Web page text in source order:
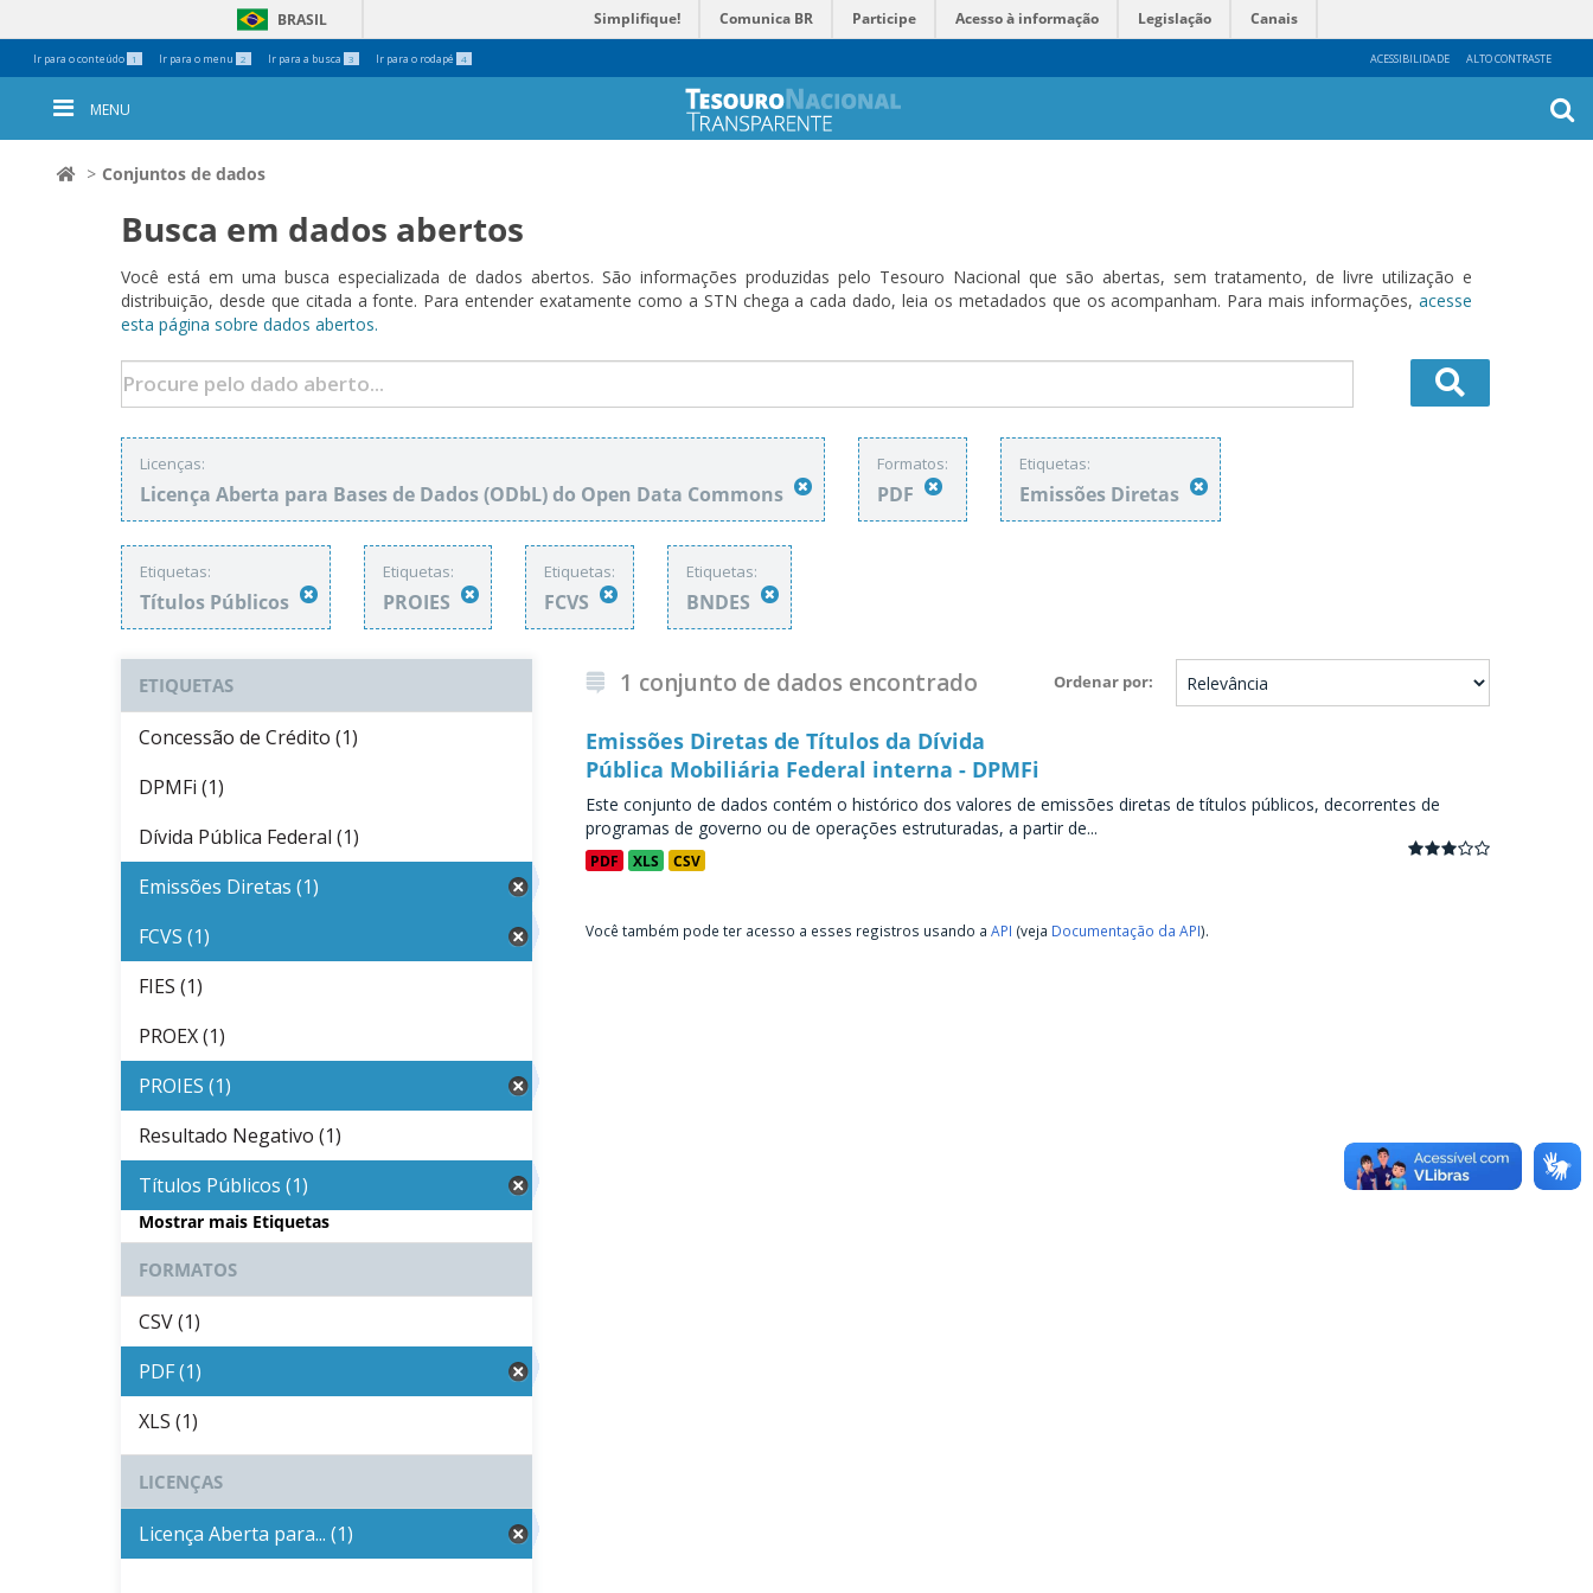
Ir para o conteúdo 1 Ir para o menu 2 Ir para a busca 3 Ir para o rodapé 4 ACESSIBILIDADE ALTO CONTRASTE
BRASIL Simplifique! Comunica BR Participe Acesso à informação Legislação Canais
Ferramentas
Pessoais
MENU
Conjuntos de dados
Busca em dados abertos
Você está em uma busca especializada de dados abertos. São informações produzidas pelo Tesouro Nacional que são abertas, sem tratamento, de livre utilização e
distribuição, desde que citada a fonte. Para entender exatamente como a STN chega a cada dado, leia os metadados que os acompanham. Para mais informações, acesse
esta página sobre dados abertos.
Licenças:
Licença Aberta para Bases de Dados (ODbL) do Open Data Commons
Formatos:
PDF
Etiquetas:
Emissões Diretas
Etiquetas:
Títulos Públicos
Etiquetas:
PROIES
Etiquetas:
FCVS
Etiquetas:
BNDES
Ordenar por
1 conjunto de dados encontrado
Emissões Diretas de Títulos da Dívida
Pública Mobiliária Federal interna - DPMFi
Este conjunto de dados contém o histórico dos valores de emissões diretas de títulos públicos, decorrentes de
programas de governo ou de operações estruturadas, a partir de...
PDF XLS CSV
Você também pode ter acesso a esses registros usando a API (veja Documentação da API).
ETIQUETAS
Concessão de Crédito (1)
DPMFi (1)
Dívida Pública Federal (1)
Emissões Diretas (1)
FCVS (1)
FIES (1)
PROEX (1)
PROIES (1)
Resultado Negativo (1)
Títulos Públicos (1)
Mostrar mais Etiquetas
FORMATOS
CSV (1)
PDF (1)
XLS (1)
LICENÇAS
Licença Aberta para... (1)